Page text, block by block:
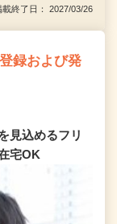
終了日： 2027/03/26
録および発
見込めるフリ
宅OK